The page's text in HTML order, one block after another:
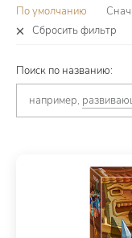
По умолчанию
Сбросить фильтр
Поиск по названию:
например,